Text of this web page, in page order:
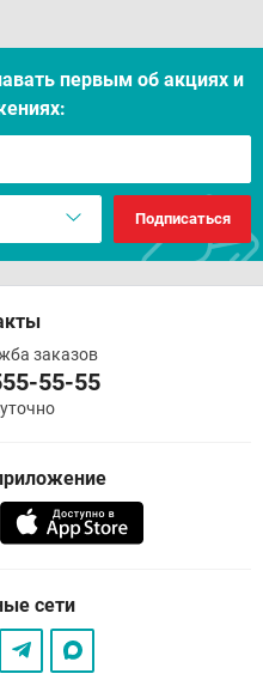
первым об акцияx и
Подписаться
заказов
55-55
сети